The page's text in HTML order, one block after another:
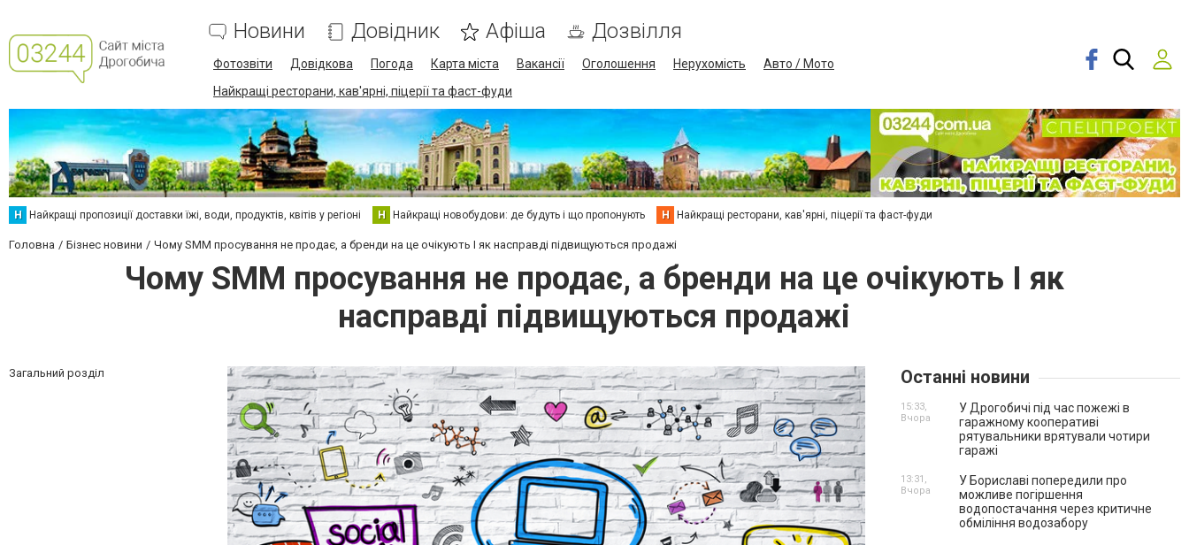
Новини Довідник Афіша Дозвілля
Фотозвіти Довідкова Погода Карта міста Вакансії Оголошення Нерухомість
Авто / Мото
Найкращі ресторани, кав'ярні, піцерії та фаст-фуди
Н Найкращі пропозиції доставки їжі, води, продуктів, квітів у регіоні Н Найкращі новобудови: де будуть і що пропонують Н Найкращі ресторани, кав'ярні, піцерії та фаст-фуди
Головна Бізнес новини Чому SMM просування не продає, а бренди на це очікують І як насправді підвищуються продажі
Чому SMM просування не продає, а бренди на це очікують І як
насправді підвищуються продажі
Загальний розділ Останні новини
У Дрогобичі під час пожежі в
гаражному кооперативі
рятувальники врятували чотири
гаражі
15:33,
Вчора
У Бориславі попередили про
можливе погіршення
водопостачання через критичне
обміління водозабору
13:31,
Вчора